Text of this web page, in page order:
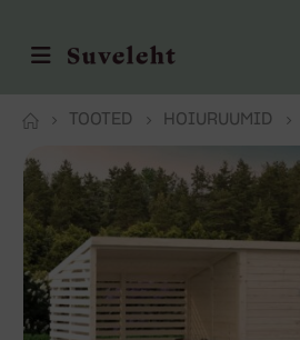
TOOTED HOIURUUMID